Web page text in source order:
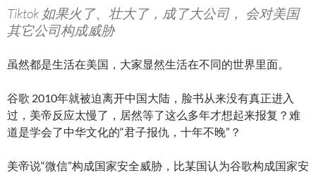
Tiktok 如果火了、壮大了，成了大公司， 会对美国
其它公司构成威胁
虽然都是生活在美国，大家显然生活在不同的世界里面。
谷歌 2010年就被迫离开中国大陆，脸书从来没有真正进入
过，美帝反应太慢了，居然等了这么多年才想起来报复？难
道是学会了中华文化的“君子报仇，十年不晚”？
美帝说“微信”构成国家安全威胁，比某国认为谷歌构成国家安